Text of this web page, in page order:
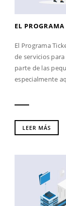
EL
El Programa
de servicios
parte de las
especialmente
LEER MÁS